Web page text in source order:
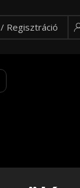
Regisztráció